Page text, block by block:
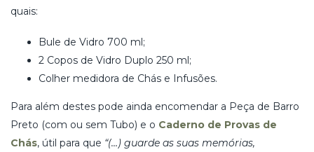
quais:
Bule de Vidro 700 ml;
2 Copos de Vidro Duplo 250 ml;
Colher medidora de Chás e Infusões.
Para além destes pode ainda encomendar a Peça de Barro
Preto (com ou sem Tubo) e o Caderno de Provas de
Chás, útil para que “(…) guarde as suas memórias,